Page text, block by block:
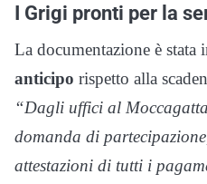
I Grigi pronti per la
La documentazione è stata
anticipo rispetto alla
“Dagli uffici al
domanda di
attestazioni di tutti i